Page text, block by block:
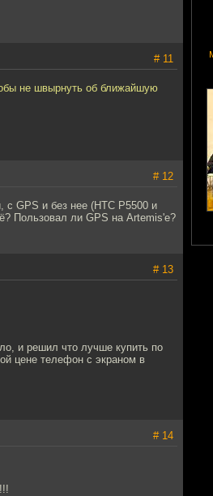
# 11
не швырнуть об ближайшую
# 12
GPS и без нее (HTC P5500 и
Пользовал ли GPS на Artemis'e?
# 13
и решил что лучше купить по
цене телефон с экраном в
# 14